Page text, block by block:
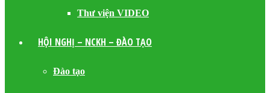
Thư viện VIDEO
HỘI NGHỊ – NCKH – ĐÀO TẠO
Đào tạo